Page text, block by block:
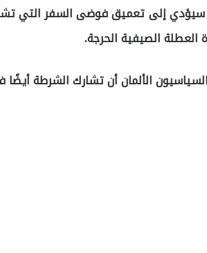
سيؤدي إلى تعميق فوضى السفر التي
العطلة الصيفية الحرجة.
الألمان أن تشارك الشرطة